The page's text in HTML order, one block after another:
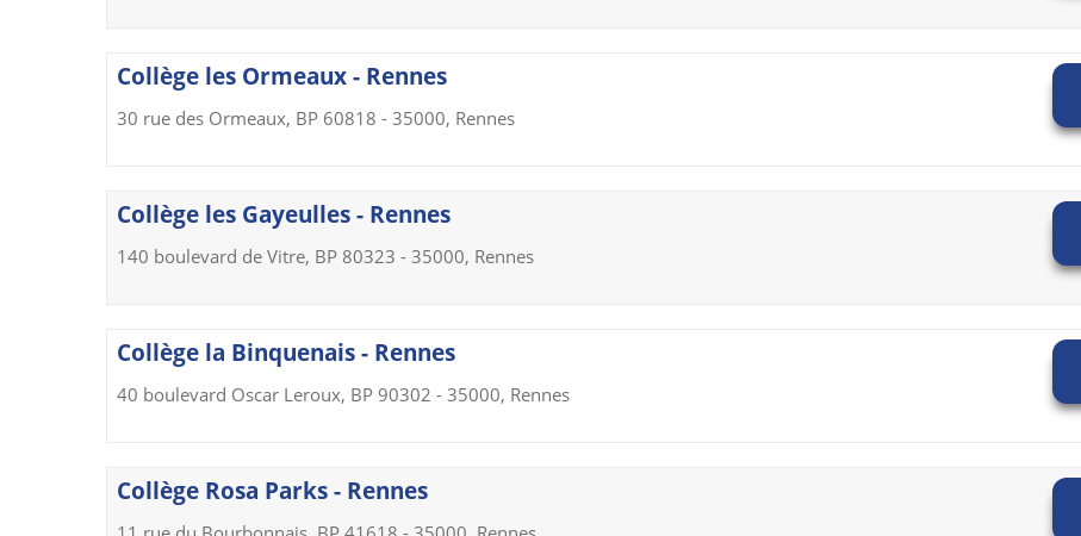
Collège les Ormeaux - Rennes
30 rue des Ormeaux, BP 60818 - 35000, Rennes
Collège les Gayeulles - Rennes
140 boulevard de Vitre, BP 80323 - 35000, Rennes
Collège la Binquenais - Rennes
40 boulevard Oscar Leroux, BP 90302 - 35000, Rennes
Collège Rosa Parks - Rennes